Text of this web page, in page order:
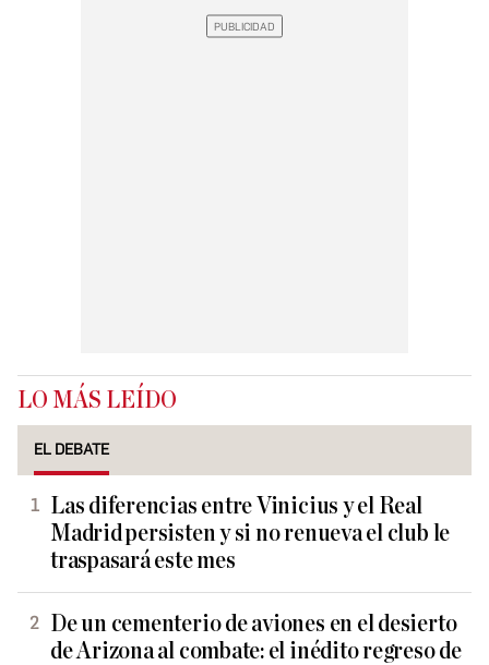
LO MÁS LEÍDO
EL DEBATE
Las diferencias entre Vinicius y el Real
Madrid persisten y si no renueva el club le
traspasará este mes
De un cementerio de aviones en el desierto
de Arizona al combate: el inédito regreso de